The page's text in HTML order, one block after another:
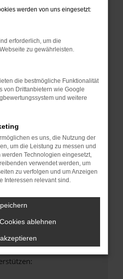
wie Werbeblocker,
Seiten
die Seite in einem
neu.
helfen, vorübergehende
dein Browser und dein
dem neuesten Stand
nicht nur ein
kann auch dazu
Funktionen nicht mehr
Webseitenbetreiber.
Schritte versucht
bitte. Wir werden
zu beheben. Du kannst
um uns bei der
werden von uns eingesetzt:
erforderlich, um die
zu gewährleisten.
die bestmögliche Funktionalität
von Drittanbietern wie Google
und weitere
es uns, die Nutzung der
um die Leistung zu messen und
Technologien eingesetzt,
verwendet werden, um
zu verfolgen und um Anzeigen
Interessen relevant sind.
ablehnen